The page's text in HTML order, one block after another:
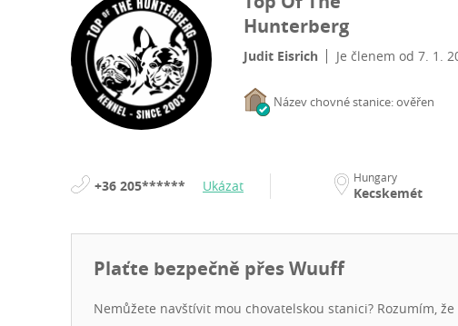
Hunterberg
Judit Eisrich Je členem od 7. 1.
Název chovné stanice: ověřen
+36 205****** Ukázat Hungary
Kecskemét
Plaťte bezpečně přes Wuuff
Nemůžete navštívit mou chovatelskou stanici? Rozumím,